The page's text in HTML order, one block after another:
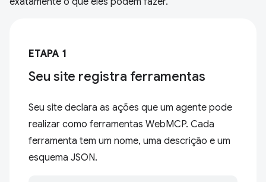
ETAPA 1
Seu site registra ferramentas
Seu site declara as ações que um agente pode
realizar como ferramentas WebMCP. Cada
ferramenta tem um nome, uma descrição e um
esquema JSON.